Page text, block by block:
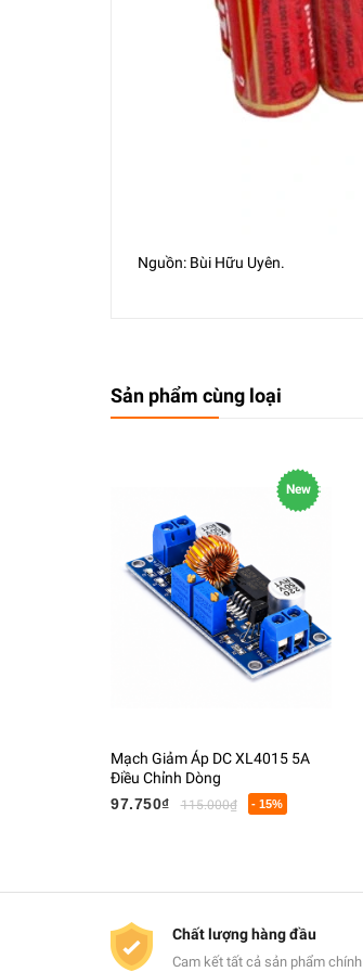
Nguồn: Bùi Hữu Uyên.
Sản phẩm cùng loại
New
Mạch Giảm Áp DC XL4015 5A
Điều Chỉnh Dòng
97.750₫
115.000₫ - 15%
Chất lượng hàng đầu
Cam kết tất cả sản phẩm chính